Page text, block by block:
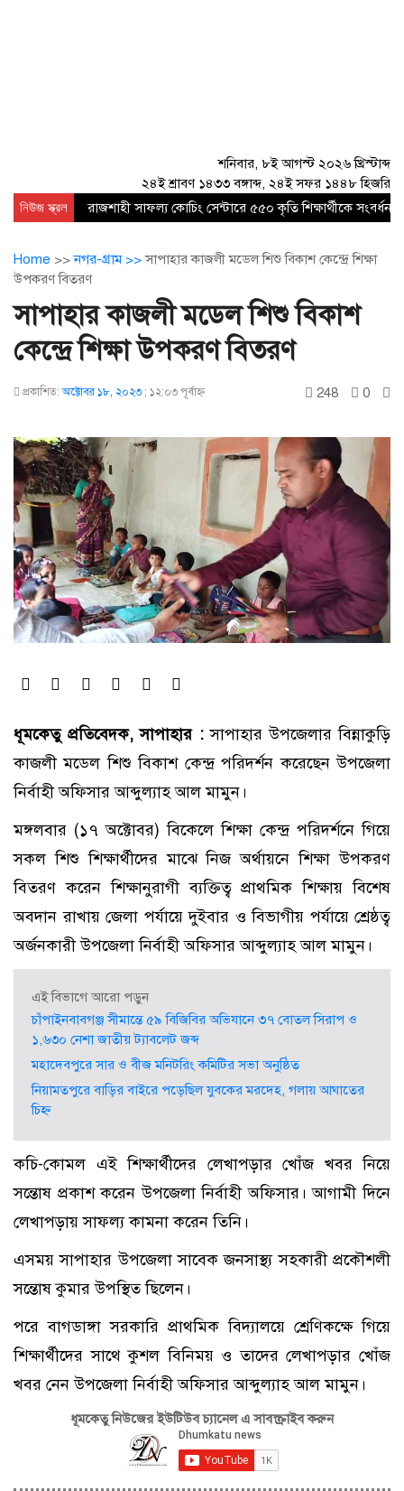
শনিবার, ৮ই আগস্ট ২০২৬ খ্রিস্টাব্দ
২৪ই শ্রাবণ ১৪৩৩ বঙ্গাব্দ, ২৪ই সফর ১৪৪৮ হিজরি
নিউজ স্ক্রল রাজশাহী সাফল্য কোচিং সেন্টারে ৫৫০ কৃতি শিক্ষার্থীকে সংবর্ধনা
Home >>নগর-গ্রাম >>সাপাহার কাজলী মডেল শিশু বিকাশ কেন্দ্রে শিক্ষা
উপকরণ বিতরণ
সাপাহার কাজলী মডেল শিশু বিকাশ
কেন্দ্রে শিক্ষা উপকরণ বিতরণ
প্রকাশিত:অক্টোবর ১৮, ২০২৩ ; ১২:০৩ পূর্বাহ্ণ 248 0
ধূমকেতু প্রতিবেদক, সাপাহার :সাপাহার উপজেলার বিন্নাকুড়ি
কাজলী মডেল শিশু বিকাশ কেন্দ্র পরিদর্শন করেছেন উপজেলা
নির্বাহী অফিসার আব্দুল্যাহ আল মামুন।
মঙ্গলবার (১৭ অক্টোবর) বিকেলে শিক্ষা কেন্দ্র পরিদর্শনে গিয়ে
সকল শিশু শিক্ষার্থীদের মাঝে নিজ অর্থায়নে শিক্ষা উপকরণ
বিতরণ করেন শিক্ষানুরাগী ব্যক্তিত্ব প্রাথমিক শিক্ষায় বিশেষ
অবদান রাখায় জেলা পর্যায়ে দুইবার ও বিভাগীয় পর্যায়ে শ্রেষ্ঠত্ব
অর্জনকারী উপজেলা নির্বাহী অফিসার আব্দুল্যাহ আল মামুন।
এই বিভাগে আরো পড়ুন
চাঁপাইনবাবগঞ্জ সীমান্তে ৫৯ বিজিবির অভিযানে ৩৭ বোতল সিরাপ ও
১,৬৩০ নেশা জাতীয় ট্যাবলেট জব্দ
মহাদেবপুরে সার ও বীজ মনিটরিং কমিটির সভা অনুষ্ঠিত
নিয়ামতপুরে বাড়ির বাইরে পড়েছিল যুবকের মরদেহ, গলায় আঘাতের
চিহ্ন
কচি-কোমল এই শিক্ষার্থীদের লেখাপড়ার খোঁজ খবর নিয়ে
সন্তোষ প্রকাশ করেন উপজেলা নির্বাহী অফিসার। আগামী দিনে
লেখাপড়ায় সাফল্য কামনা করেন তিনি।
এসময় সাপাহার উপজেলা সাবেক জনসাস্থ্য সহকারী প্রকৌশলী
সন্তোষ কুমার উপস্থিত ছিলেন।
পরে বাগডাঙ্গা সরকারি প্রাথমিক বিদ্যালয়ে শ্রেণিকক্ষে গিয়ে
শিক্ষার্থীদের সাথে কুশল বিনিময় ও তাদের লেখাপড়ার খোঁজ
খবর নেন উপজেলা নির্বাহী অফিসার আব্দুল্যাহ আল মামুন।
ধূমকেতু নিউজের ইউটিউব চ্যানেল এ সাবস্ক্রাইব করুন